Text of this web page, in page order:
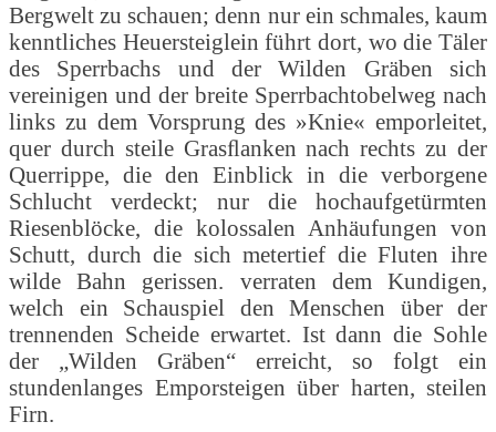
Bergwelt zu schauen; denn nur ein schmales, kaum
kenntliches Heuersteiglein führt dort, wo die Täler
des Sperrbachs und der Wilden Gräben sich
vereinigen und der breite Sperrbachtobelweg nach
links zu dem Vorsprung des »Knie« emporleitet,
quer durch steile Grasﬂanken nach rechts zu der
Querrippe, die den Einblick in die verborgene
Schlucht verdeckt; nur die hochaufgetürmten
Riesenblöcke, die kolossalen Anhäufungen von
Schutt, durch die sich metertief die Fluten ihre
wilde Bahn gerissen. verraten dem Kundigen,
welch ein Schauspiel den Menschen über der
trennenden Scheide erwartet. Ist dann die Sohle
der „Wilden Gräben“ erreicht, so folgt ein
stundenlanges Emporsteigen über harten, steilen
Firn.